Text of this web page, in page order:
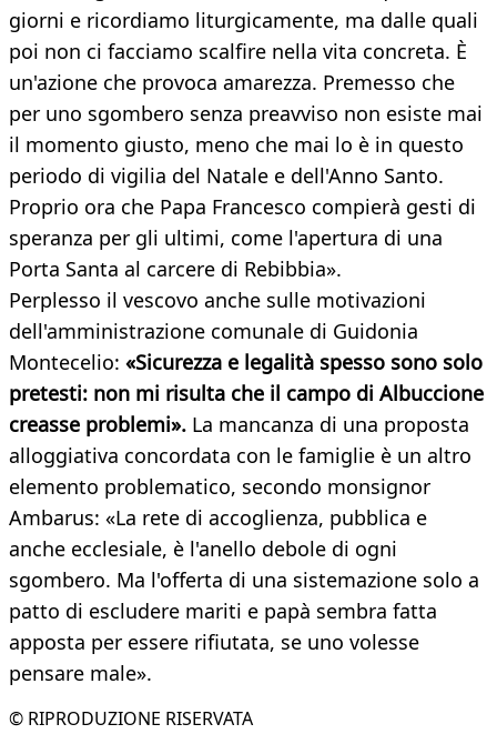
giorni e ricordiamo liturgicamente, ma dalle quali
poi non ci facciamo scalfire nella vita concreta. È
un'azione che provoca amarezza. Premesso che
per uno sgombero senza preavviso non esiste mai
il momento giusto, meno che mai lo è in questo
periodo di vigilia del Natale e dell'Anno Santo.
Proprio ora che Papa Francesco compierà gesti di
speranza per gli ultimi, come l'apertura di una
Porta Santa al carcere di Rebibbia».
Perplesso il vescovo anche sulle motivazioni
dell'amministrazione comunale di Guidonia
Montecelio: «Sicurezza e legalità spesso sono solo
pretesti: non mi risulta che il campo di Albuccione
creasse problemi». La mancanza di una proposta
alloggiativa concordata con le famiglie è un altro
elemento problematico, secondo monsignor
Ambarus: «La rete di accoglienza, pubblica e
anche ecclesiale, è l'anello debole di ogni
sgombero. Ma l'offerta di una sistemazione solo a
patto di escludere mariti e papà sembra fatta
apposta per essere rifiutata, se uno volesse
pensare male».
© RIPRODUZIONE RISERVATA